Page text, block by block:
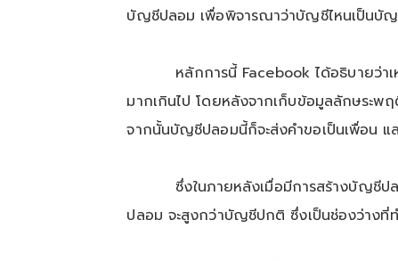
บัญชีปลอม เพื่อพิจารณาว่าบัญชีไหนเป็นบั
หลักการนี้ Facebook ได้อธิบายว่า
มากเกินไป โดยหลังจากเก็บข้อมูลลักษระ
จากนั้นบัญชีปลอมนี้ก็จะส่งคำขอเป็นเพื่อน แ
ซึ่งในภายหลังเมื่อมีการสร้างบัญชีป
ปลอม จะสูงกว่าบัญชีปกติ ซึ่งเป็นช่องว่าง